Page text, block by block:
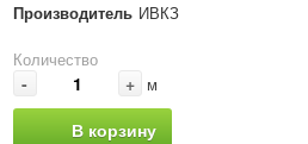
Производитель ИВКЗ
Количество
- + м
В корзину